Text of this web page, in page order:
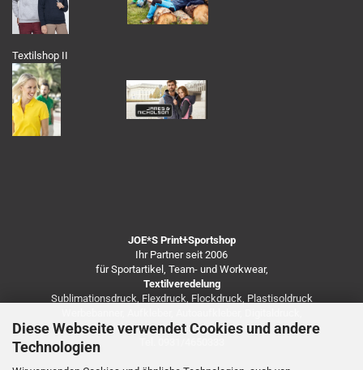
Diese Webseite verwendet Cookies und andere
Technologien
Textilshop II
JOE*S Print+Sportshop
Ihr Partner seit 2006
für Sportartikel, Team- und Workwear,
Textilveredelung
Sublimationsdruck, Flexdruck, Flockdruck, Plastisoldruck
Besticken von Arbeitsbekleidung u.v.m.